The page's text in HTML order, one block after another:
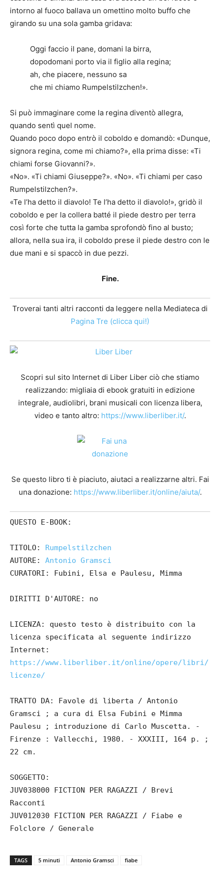
intorno al fuoco ballava un omettino molto buffo che
girando su una sola gamba gridava:
Oggi faccio il pane, domani la birra,
dopodomani porto via il figlio alla regina;
ah, che piacere, nessuno sa
che mi chiamo Rumpelstilzchen!».
Si può immaginare come la regina diventò allegra,
quando sentì quel nome.
Quando poco dopo entrò il coboldo e domandò: «Dunque,
signora regina, come mi chiamo?», ella prima disse: «Ti
chiami forse Giovanni?».
«No». «Ti chiami Giuseppe?». «No». «Ti chiami per caso
Rumpelstilzchen?».
«Te l’ha detto il diavolo! Te l’ha detto il diavolo!», gridò il
coboldo e per la collera batté il piede destro per terra
così forte che tutta la gamba sprofondò fino al busto;
allora, nella sua ira, il coboldo prese il piede destro con le
due mani e si spaccò in due pezzi.
Fine.
Troverai tanti altri racconti da leggere nella Mediateca di
Pagina Tre (clicca qui!)
Scopri sul sito Internet di Liber Liber ciò che stiamo
realizzando: migliaia di ebook gratuiti in edizione
integrale, audiolibri, brani musicali con licenza libera,
video e tanto altro: https://www.liberliber.it/.
Se questo libro ti è piaciuto, aiutaci a realizzarne altri. Fai
una donazione: https://www.liberliber.it/online/aiuta/.
QUESTO E-BOOK:
TITOLO: Rumpelstilzchen
AUTORE: Antonio Gramsci
CURATORI: Fubini, Elsa e Paulesu, Mimma
DIRITTI D'AUTORE: no
LICENZA: questo testo è distribuito con la
licenza specificata al seguente indirizzo
Internet:
https://www.liberliber.it/online/opere/libri/
licenze/
TRATTO DA: Favole di liberta / Antonio
Gramsci ; a cura di Elsa Fubini e Mimma
Paulesu ; introduzione di Carlo Muscetta. -
Firenze : Vallecchi, 1980. - XXXIII, 164 p. ;
22 cm.
SOGGETTO:
JUV038000 FICTION PER RAGAZZI / Brevi
Racconti
JUV012030 FICTION PER RAGAZZI / Fiabe e
Folclore / Generale
TAGS 5 minuti Antonio Gramsci fiabe